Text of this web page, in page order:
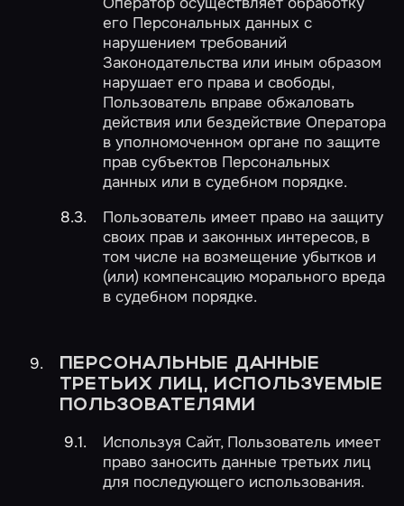
его Персональных данных с
нарушением требований
Законодательства или иным образом
нарушает его права и свободы,
Пользователь вправе обжаловать
действия или бездействие Оператора
в уполномоченном органе по защите
прав субъектов Персональных
данных или в судебном порядке.
Пользователь имеет право на защиту
своих прав и законных интересов, в
том числе на возмещение убытков и
(или) компенсацию морального вреда
в судебном порядке.
ПЕРСОНАЛЬНЫЕ ДАННЫЕ
ТРЕТЬИХ ЛИЦ, ИСПОЛЬЗУЕМЫЕ
ПОЛЬЗОВАТЕЛЯМИ
Используя Сайт, Пользователь имеет
право заносить данные третьих лиц
для последующего использования.